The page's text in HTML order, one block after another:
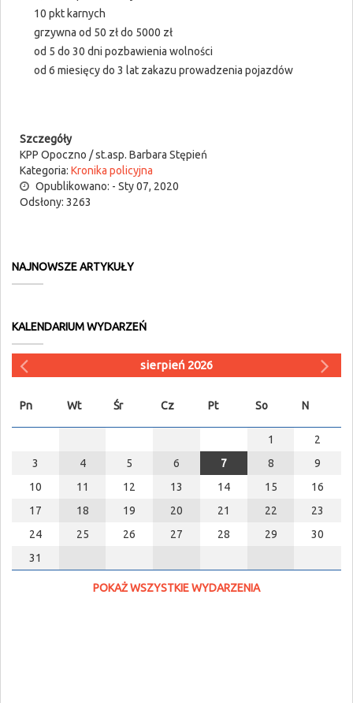
10 pkt karnych
grzywna od 50 zł do 5000 zł
od 5 do 30 dni pozbawienia wolności
od 6 miesięcy do 3 lat zakazu prowadzenia pojazdów
Szczegóły
KPP Opoczno / st.asp. Barbara Stępień
Kategoria: Kronika policyjna
Opublikowano: - Sty 07, 2020
Odsłony: 3263
NAJNOWSZE ARTYKUŁY
KALENDARIUM WYDARZEŃ
sierpień 2026
Pn Wt Śr Cz Pt So N
1
2
3
4 5 6 7 8
9
10
11 12 13 14 15
16
17
18 19 20 21 22
23
24
25 26 27 28 29
30
31
POKAŻ WSZYSTKIE WYDARZENIA